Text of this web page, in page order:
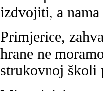
izdvojiti, a
Primjerice,
hrane ne
strukovnoj školi